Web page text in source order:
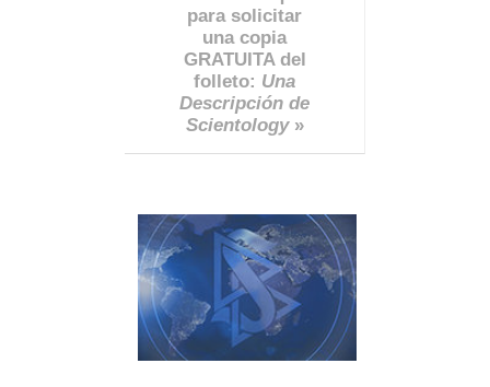
para solicitar
una copia
GRATUITA del
folleto: Una
Descripción de
Scientology»